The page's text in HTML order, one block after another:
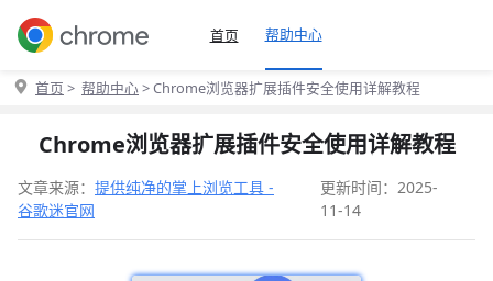
首页 帮助中心
首页 > 帮助中心> Chrome浏览器扩展插件安全使用详解教程
Chrome浏览器扩展插件安全使用详解教程
文章来源： 提供纯净的掌上浏览工具 -
谷歌迷官网
更新时间：2025-
11-14